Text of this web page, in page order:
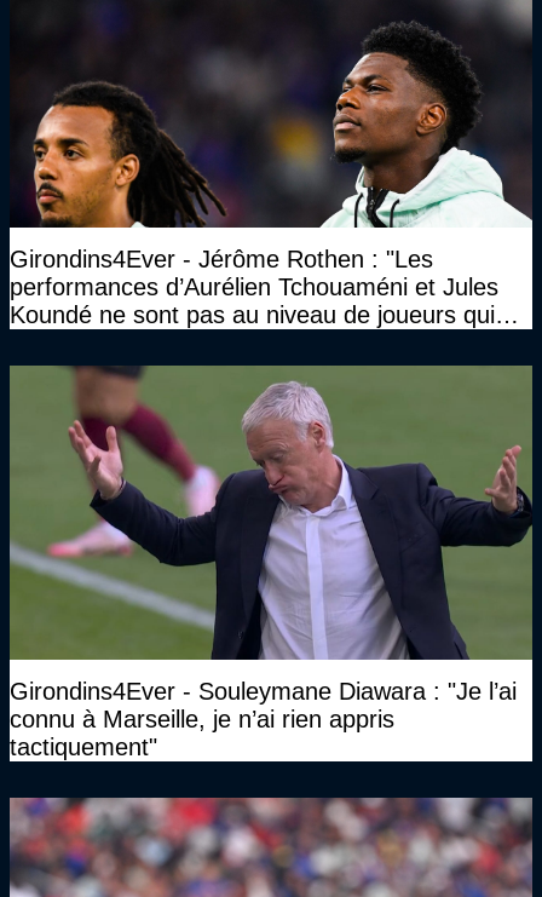
Girondins4Ever - Jérôme Rothen : "Les
performances d’Aurélien Tchouaméni et Jules
Koundé ne sont pas au niveau de joueurs qui
Girondins4Ever - Souleymane Diawara : "Je l’ai
connu à Marseille, je n’ai rien appris
tactiquement"